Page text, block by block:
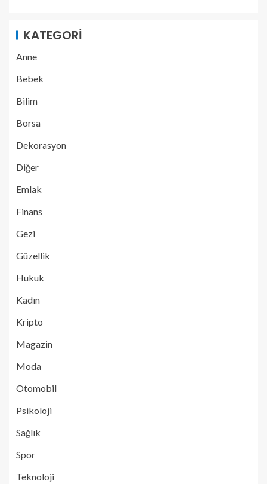
KATEGORI
Anne
Bebek
Bilim
Borsa
Dekorasyon
Diğer
Emlak
Finans
Gezi
Güzellik
Hukuk
Kadın
Kripto
Magazin
Moda
Otomobil
Psikoloji
Sağlık
Spor
Teknoloji